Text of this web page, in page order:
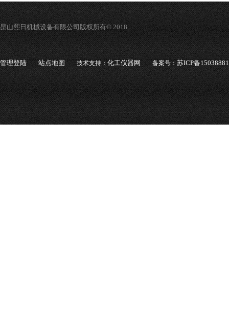
昆山熙日机械设备有限公司版权所有© 2018
管理登陆 站点地图 技术支持：化工仪器网 备案号：苏ICP备